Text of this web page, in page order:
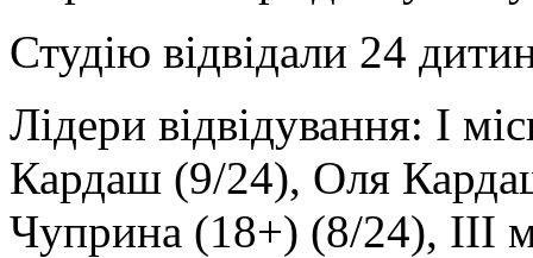
Студію відвідали 24
Лідери відвідування: І
Кардаш (9/24), Оля
Чуприна (18+) (8/24), ІІІ